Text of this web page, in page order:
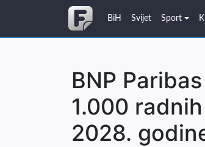
BiH Svijet Sport
BNP
1.000
2028.